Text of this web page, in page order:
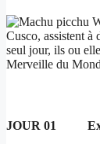
Cusco, assistent à
seul jour, ils ou
Merveille du
JOUR 01